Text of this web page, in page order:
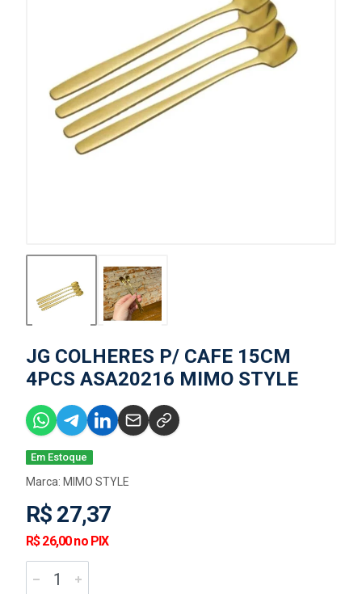
JG COLHERES P/ CAFE 15CM
4PCS ASA20216 MIMO STYLE
Em Estoque
Marca: MIMO STYLE
R$ 27,37
R$ 26,00 no PIX